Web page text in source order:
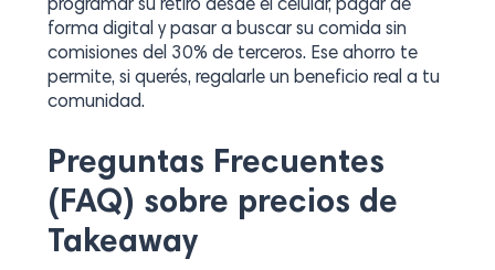
programar su retiro desde el celular, pagar de
forma digital y pasar a buscar su comida sin
comisiones del 30% de terceros. Ese ahorro te
permite, si querés, regalarle un beneficio real a tu
comunidad.
Preguntas Frecuentes
(FAQ) sobre precios de
Takeaway